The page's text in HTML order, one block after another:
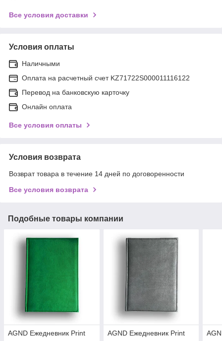
Все условия доставки
Условия оплаты
Наличными
Оплата на расчетный счет KZ71722S000011116122
Перевод на банковскую карточку
Онлайн оплата
Все условия оплаты
Условия возврата
Возврат товара в течение 14 дней по договоренности
Все условия возврата
Подобные товары компании
AGND Ежедневник Print AGND Ежедневник Print